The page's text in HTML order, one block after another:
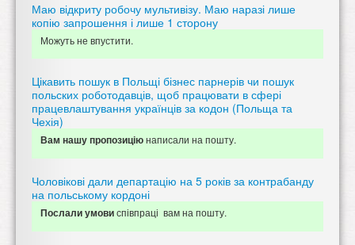
Маю відкриту робочу мультивізу. Маю наразі лише
копію запрошення і лише 1 сторону
Можуть не впустити.
Цікавить пошук в Польщі бізнес парнерів чи пошук
польских роботодавців, щоб працювати в сфері
працевлаштування українців за кодон (Польща та
Чехія)
Вам нашу пропозиціюнаписали на пошту.
Чоловікові дали департацію на 5 років за контрабанду
на польському кордоні
Послали умовиспівпраці вам на пошту.